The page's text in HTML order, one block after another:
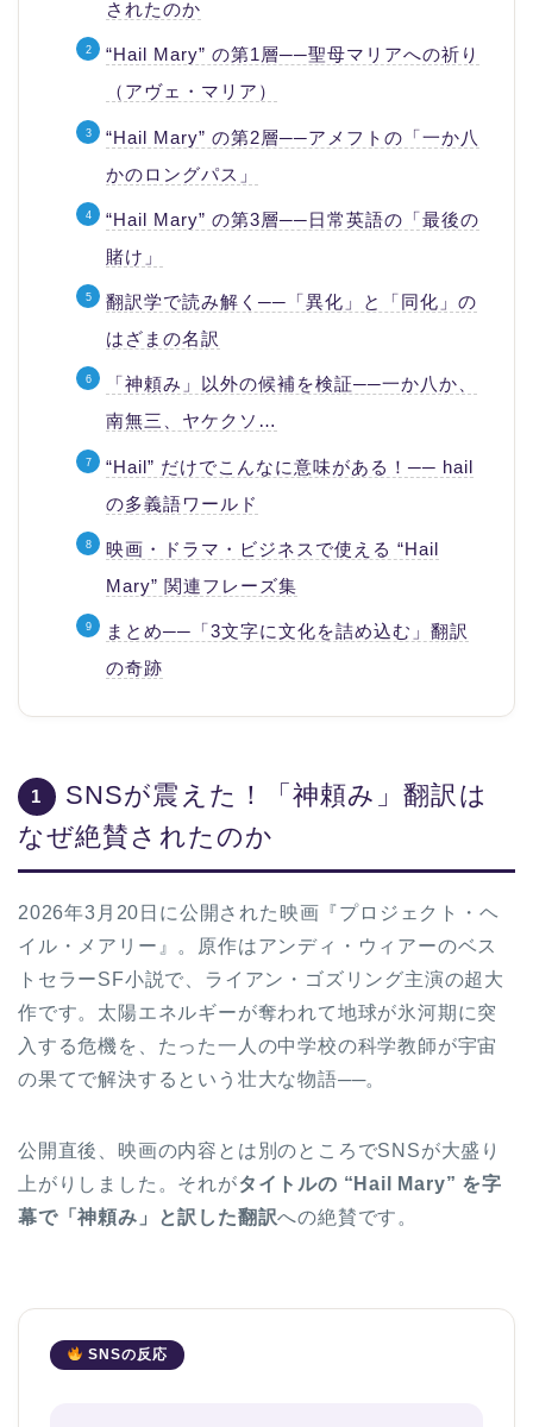
されたのか
“Hail Mary” の第1層──聖母マリアへの祈り
（アヴェ・マリア）
“Hail Mary” の第2層──アメフトの「一か八
かのロングパス」
“Hail Mary” の第3層──日常英語の「最後の
賭け」
翻訳学で読み解く──「異化」と「同化」の
はざまの名訳
「神頼み」以外の候補を検証──一か八か、
南無三、ヤケクソ…
“Hail” だけでこんなに意味がある！── hail
の多義語ワールド
映画・ドラマ・ビジネスで使える “Hail
Mary” 関連フレーズ集
まとめ──「3文字に文化を詰め込む」翻訳
の奇跡
1
SNSが震えた！「神頼み」翻訳は
なぜ絶賛されたのか
2026年3月20日に公開された映画『プロジェクト・ヘ
イル・メアリー』。原作はアンディ・ウィアーのベス
トセラーSF小説で、ライアン・ゴズリング主演の超大
作です。太陽エネルギーが奪われて地球が氷河期に突
入する危機を、たった一人の中学校の科学教師が宇宙
の果てで解決するという壮大な物語──。
公開直後、映画の内容とは別のところでSNSが大盛り
上がりしました。それがタイトルの “Hail Mary” を字
幕で「神頼み」と訳した翻訳への絶賛です。
SNSの反応